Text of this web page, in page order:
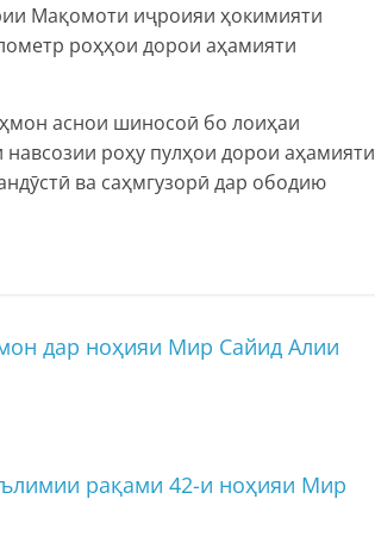
Мақомоти иҷроияи ҳокимияти
роҳҳои дорои аҳамияти
аснои шиносоӣ бо лоиҳаи
роҳу пулҳои дорои аҳамияти
ва саҳмгузорӣ дар ободию
дар ноҳияи Мир Сайид Алии
рақами 42-и ноҳияи Мир